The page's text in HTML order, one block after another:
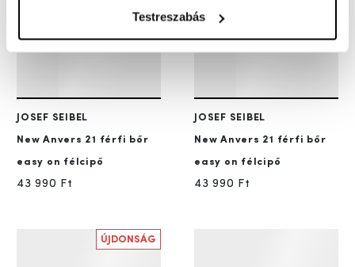
Testreszabás
JOSEF SEIBEL
New Anvers 21 férfi bőr
easy on félcipő
43 990 Ft
JOSEF SEIBEL
New Anvers 21 férfi bőr
easy on félcipő
43 990 Ft
ÚJDONSÁG